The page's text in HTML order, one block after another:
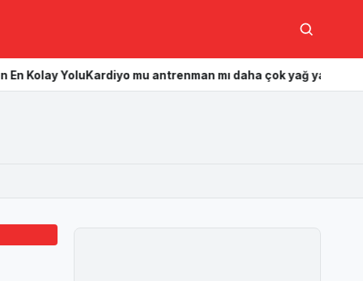
Ara
Kardiyo mu antrenman mı daha çok yağ yakar? Hangisi daha